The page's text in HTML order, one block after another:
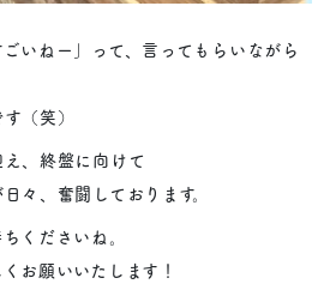
いねー」って、言ってもらいながら
（笑）
、終盤に向けて
々、奮闘しております。
くださいね。
お願いいたします！